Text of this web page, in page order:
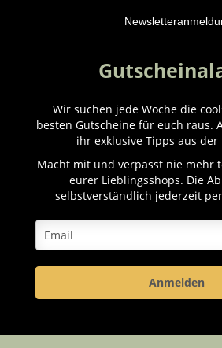
Wir suchen jede Woche die
besten Gutscheine für euch raus.
ihr exklusive Tipps aus der
Macht mit und verpasst nie mehr
eurer Lieblingsshops. Die
selbstverständlich jederzeit
Anmelden